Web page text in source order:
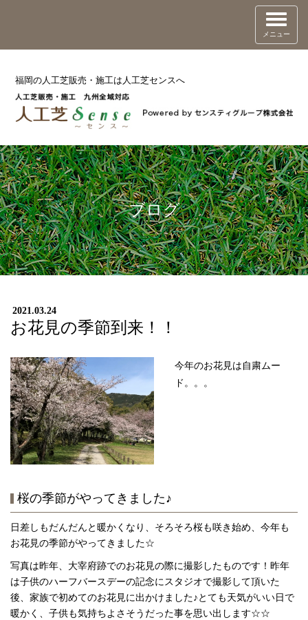
福岡の人工芝販売・施工は人工芝センスへ
メニュー
ブログ
2021.03.24
お花見の季節到来！！
今年のお花見は自粛ムー
ド。。。
桜の季節がやってきました♪
日差しもだんだんと暖かくなり、そろそろ桜も咲き始め、今年も
お花見の季節がやってきました☆
写真は昨年、大宰府跡でのお花見の際に撮影したものです！昨年
は子供のハーフバースデーの記念にスタジオで撮影して頂いた
後、家族で初めてのお花見に出かけました♪とても天気がいい日で
暖かく、子供も気持ちよさそうだった事を思い出します☆☆